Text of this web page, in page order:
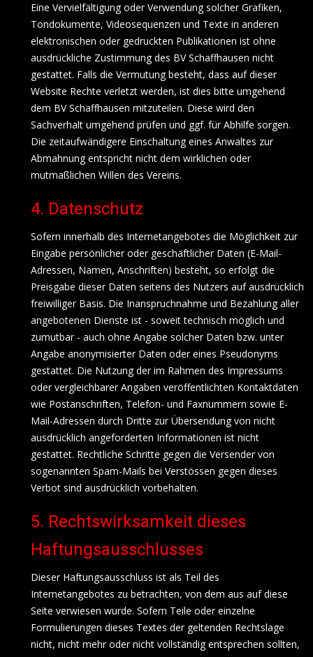
Eine Vervielfältigung oder Verwendung solcher Grafiken,
Tondokumente, Videosequenzen und Texte in anderen
elektronischen oder gedruckten Publikationen ist ohne
ausdrückliche Zustimmung des BV Schaffhausen nicht
gestattet. Falls die Vermutung besteht, dass auf dieser
Website Rechte verletzt werden, ist dies bitte umgehend
dem BV Schaffhausen mitzuteilen. Diese wird den
Sachverhalt umgehend prüfen und ggf. für Abhilfe sorgen.
Die zeitaufwändigere Einschaltung eines Anwaltes zur
Abmahnung entspricht nicht dem wirklichen oder
mutmaßlichen Willen des Vereins.
4. Datenschutz
Sofern innerhalb des Internetangebotes die Möglichkeit zur
Eingabe persönlicher oder geschäftlicher Daten (E-Mail-
Adressen, Namen, Anschriften) besteht, so erfolgt die
Preisgabe dieser Daten seitens des Nutzers auf ausdrücklich
freiwilliger Basis. Die Inanspruchnahme und Bezahlung aller
angebotenen Dienste ist - soweit technisch möglich und
zumutbar - auch ohne Angabe solcher Daten bzw. unter
Angabe anonymisierter Daten oder eines Pseudonyms
gestattet. Die Nutzung der im Rahmen des Impressums
oder vergleichbarer Angaben veröffentlichten Kontaktdaten
wie Postanschriften, Telefon- und Faxnummern sowie E-
Mail-Adressen durch Dritte zur Übersendung von nicht
ausdrücklich angeforderten Informationen ist nicht
gestattet. Rechtliche Schritte gegen die Versender von
sogenannten Spam-Mails bei Verstössen gegen dieses
Verbot sind ausdrücklich vorbehalten.
5. Rechtswirksamkeit dieses
Haftungsausschlusses
Dieser Haftungsausschluss ist als Teil des
Internetangebotes zu betrachten, von dem aus auf diese
Seite verwiesen wurde. Sofern Teile oder einzelne
Formulierungen dieses Textes der geltenden Rechtslage
nicht, nicht mehr oder nicht vollständig entsprechen sollten,